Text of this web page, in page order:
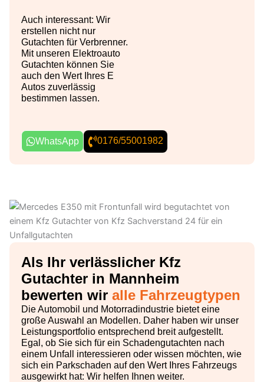
Auch interessant: Wir
erstellen nicht nur
Gutachten für Verbrenner.
Mit unseren Elektroauto
Gutachten können Sie
auch den Wert Ihres E
Autos zuverlässig
bestimmen lassen.
WhatsApp 0176/55001982
Als Ihr verlässlicher Kfz
Gutachter in Mannheim
bewerten wir alle Fahrzeugtypen
Die Automobil und Motorradindustrie bietet eine
große Auswahl an Modellen. Daher haben wir unser
Leistungsportfolio entsprechend breit aufgestellt.
Egal, ob Sie sich für ein Schadengutachten nach
einem Unfall interessieren oder wissen möchten, wie
sich ein Parkschaden auf den Wert Ihres Fahrzeugs
ausgewirkt hat: Wir helfen Ihnen weiter.